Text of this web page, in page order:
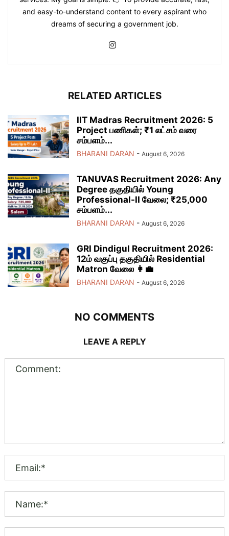
and easy-to-understand content to every aspirant who
dreams of securing a government job.
RELATED ARTICLES
IIT Madras Recruitment 2026: 5
Project பணிகள்; ₹1 லட்சம் வரை
சம்பளம்...
BHARANI DARAN - August 6, 2026
TANUVAS Recruitment 2026: Any
Degree தகுதியில் Young
Professional-II வேலை; ₹25,000
சம்பளம்...
BHARANI DARAN - August 6, 2026
GRI Dindigul Recruitment 2026:
12ம் வகுப்பு தகுதியில் Residential
Matron வேலை 👩‍💼
BHARANI DARAN - August 6, 2026
NO COMMENTS
LEAVE A REPLY